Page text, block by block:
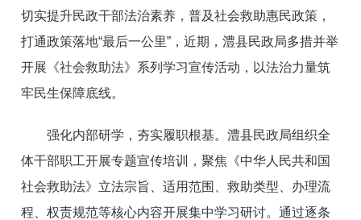
切实提升民政干部法治素养，普及社会救助惠民政策，
打通政策落地“最后一公里”，近期，澧县民政局多措并举
开展《社会救助法》系列学习宣传活动，以法治力量筑
牢民生保障底线。
强化内部研学，夯实履职根基。澧县民政局组织全
体干部职工开展专题宣传培训，聚焦《中华人民共和国
社会救助法》立法宗旨、适用范围、救助类型、办理流
程、权责规范等核心内容开展集中学习研讨。通过逐条